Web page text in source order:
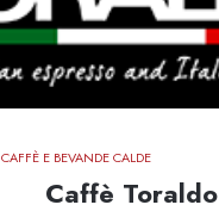
CAFFÈ E BEVANDE CALDE
Caffè Toraldo